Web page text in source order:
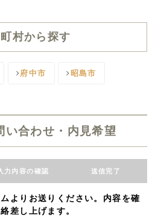
村から探す
府中市 昭島市
い合わせ・内見希望
力内容の確認 送信完了
よりお送りください。内容を確
差し上げます。